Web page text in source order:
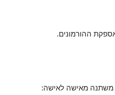
ההורמונים.
משתנה מאישה לאישה: